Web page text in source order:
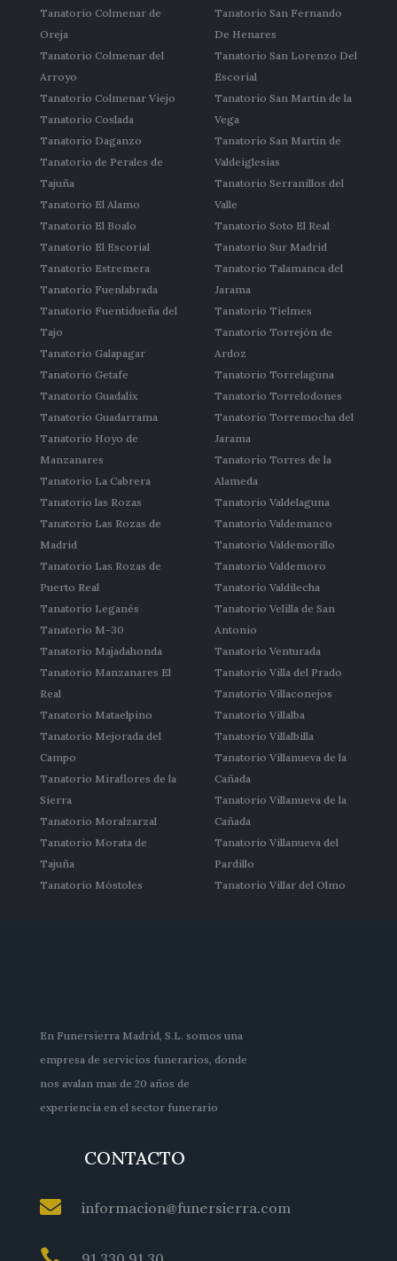
Tanatorio Colmenar de
Oreja
Tanatorio Colmenar del
Arroyo
Tanatorio Colmenar Viejo
Tanatorio Coslada
Tanatorio Daganzo
Tanatorio de Perales de
Tajuña
Tanatorio El Alamo
Tanatorio El Boalo
Tanatorio El Escorial
Tanatorio Estremera
Tanatorio Fuenlabrada
Tanatorio Fuentidueña del
Tajo
Tanatorio Galapagar
Tanatorio Getafe
Tanatorio Guadalix
Tanatorio Guadarrama
Tanatorio Hoyo de
Manzanares
Tanatorio La Cabrera
Tanatorio las Rozas
Tanatorio Las Rozas de
Madrid
Tanatorio Las Rozas de
Puerto Real
Tanatorio Leganés
Tanatorio M-30
Tanatorio Majadahonda
Tanatorio Manzanares El
Real
Tanatorio Mataelpino
Tanatorio Mejorada del
Campo
Tanatorio Miraflores de la
Sierra
Tanatorio Moralzarzal
Tanatorio Morata de
Tajuña
Tanatorio Móstoles
Tanatorio San Fernando
De Henares
Tanatorio San Lorenzo Del
Escorial
Tanatorio San Martin de la
Vega
Tanatorio San Martin de
Valdeiglesias
Tanatorio Serranillos del
Valle
Tanatorio Soto El Real
Tanatorio Sur Madrid
Tanatorio Talamanca del
Jarama
Tanatorio Tielmes
Tanatorio Torrejón de
Ardoz
Tanatorio Torrelaguna
Tanatorio Torrelodones
Tanatorio Torremocha del
Jarama
Tanatorio Torres de la
Alameda
Tanatorio Valdelaguna
Tanatorio Valdemanco
Tanatorio Valdemorillo
Tanatorio Valdemoro
Tanatorio Valdilecha
Tanatorio Velilla de San
Antonio
Tanatorio Venturada
Tanatorio Villa del Prado
Tanatorio Villaconejos
Tanatorio Villalba
Tanatorio Villalbilla
Tanatorio Villanueva de la
Cañada
Tanatorio Villanueva de la
Cañada
Tanatorio Villanueva del
Pardillo
Tanatorio Villar del Olmo
En Funersierra Madrid, S.L. somos una
empresa de servicios funerarios, donde
nos avalan mas de 20 años de
experiencia en el sector funerario
CONTACTO
 informacion@funersierra.com